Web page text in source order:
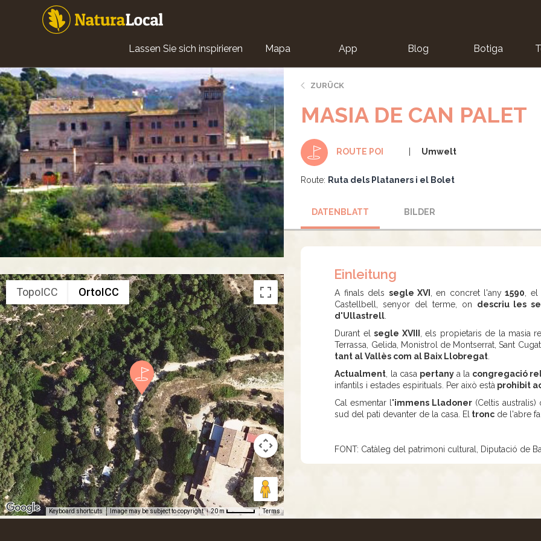
Main
navigation
Lassen Sie sich inspirieren Mapa App Blog Botiga
TopoICC OrtoICC
Keyboard shortcuts Image may be subject to copyright 20 m Terms
ZURÜCK
MASIA DE CAN PALET
ROUTE POI Umwelt
Route: Ruta dels Plataners i el Bolet
DATENBLATT BILDER
Einleitung
A finals dels segle XVI , en concret l'any 1590 ,
Castellbell, senyor del terme, on descriu les
d'Ullastrell
Durant elsegle XVIII
, els propietaris de la masia
Terrassa, Gelida, Monistrol de Montserrat, Sant
tant al Vallès com al Baix Llobregat
Actualment , la casa pertanya la congregació
infantils i estades espirituals. Per això està prohibit
Cal esmentar l 'immens Lladoner (Celtis
sud del pati devanter de la casa. El tronc de l'abre fa
FONT: Catàleg del patrimoni cultural, Diputació de